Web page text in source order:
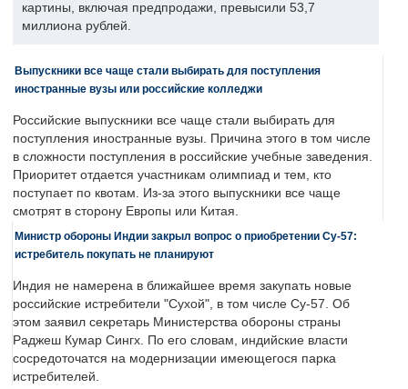
картины, включая предпродажи, превысили 53,7
миллиона рублей.
Выпускники все чаще стали выбирать для поступления
иностранные вузы или российские колледжи
Российские выпускники все чаще стали выбирать для
поступления иностранные вузы. Причина этого в том числе
в сложности поступления в российские учебные заведения.
Приоритет отдается участникам олимпиад и тем, кто
поступает по квотам. Из-за этого выпускники все чаще
смотрят в сторону Европы или Китая.
Министр обороны Индии закрыл вопрос о приобретении Су-57:
истребитель покупать не планируют
Индия не намерена в ближайшее время закупать новые
российские истребители "Сухой", в том числе Су-57. Об
этом заявил секретарь Министерства обороны страны
Раджеш Кумар Сингх. По его словам, индийские власти
сосредоточатся на модернизации имеющегося парка
истребителей.